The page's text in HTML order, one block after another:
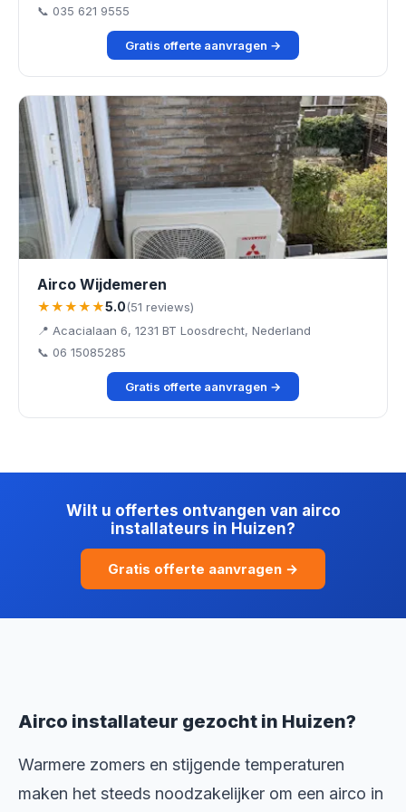
📞 035 621 9555
Gratis offerte aanvragen →
Airco Wijdemeren
★★★★★5.0(51 reviews)
📍 Acacialaan 6, 1231 BT Loosdrecht, Nederland
📞 06 15085285
Gratis offerte aanvragen →
Wilt u offertes ontvangen van airco
installateurs in Huizen?
Gratis offerte aanvragen →
Airco installateur gezocht in Huizen?
Warmere zomers en stijgende temperaturen
maken het steeds noodzakelijker om een airco in